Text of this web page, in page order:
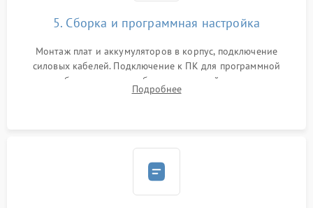
5. Сборка и программная настройка
Монтаж плат и аккумуляторов в корпус, подключение
силовых кабелей. Подключение к ПК для программной
калибровки констант батареи, настройки порогов
срабатывания AVR и сброса счетчиков старения АКБ.
Подробнее